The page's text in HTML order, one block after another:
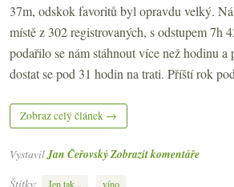
37m, odskok favoritů byl opravdu velký.
místě z 302 registrovaných, s odstupem 7h
podařilo se nám stáhnout více než hodinu a
dostat se pod 31 hodin na trati. Příští rok
Zobraz celý článek →
VystavilJan ČeřovskýZobrazit komentáře
Štítky:
Jen tak... víno